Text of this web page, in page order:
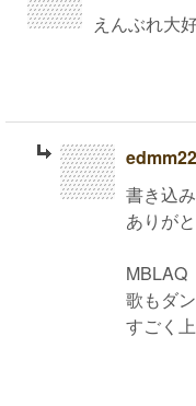
えんぶれ大
edmm22
書き込み
ありが
MBLAQ
歌もダ
すごく